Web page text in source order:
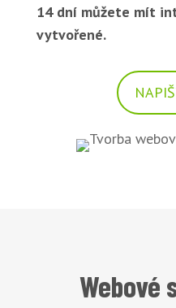
14 dní můžete mít
vytvořené.
Webové